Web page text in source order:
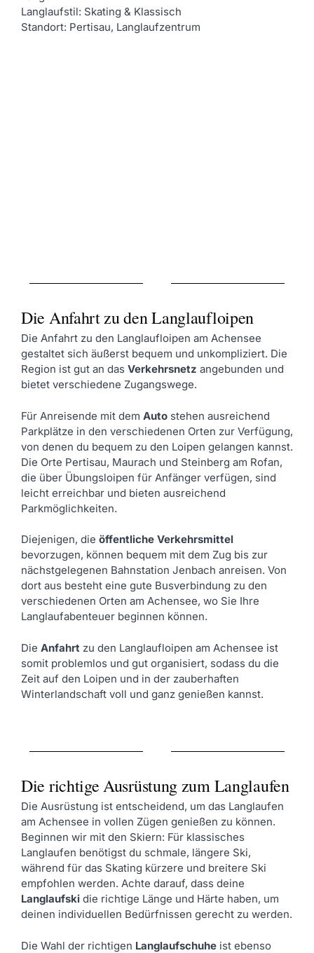
Langlaufstil: Skating & Klassisch
Standort: Pertisau, Langlaufzentrum
Die Anfahrt zu den Langlaufloipen
Die Anfahrt zu den Langlaufloipen am Achensee
gestaltet sich äußerst bequem und unkompliziert. Die
Region ist gut an das Verkehrsnetz angebunden und
bietet verschiedene Zugangswege.
Für Anreisende mit dem Auto stehen ausreichend
Parkplätze in den verschiedenen Orten zur Verfügung,
von denen du bequem zu den Loipen gelangen kannst.
Die Orte Pertisau, Maurach und Steinberg am Rofan,
die über Übungsloipen für Anfänger verfügen, sind
leicht erreichbar und bieten ausreichend
Parkmöglichkeiten.
Diejenigen, die öffentliche Verkehrsmittel
bevorzugen, können bequem mit dem Zug bis zur
nächstgelegenen Bahnstation Jenbach anreisen. Von
dort aus besteht eine gute Busverbindung zu den
verschiedenen Orten am Achensee, wo Sie Ihre
Langlaufabenteuer beginnen können.
Die Anfahrt zu den Langlaufloipen am Achensee ist
somit problemlos und gut organisiert, sodass du die
Zeit auf den Loipen und in der zauberhaften
Winterlandschaft voll und ganz genießen kannst.
Die richtige Ausrüstung zum Langlaufen
Die Ausrüstung ist entscheidend, um das Langlaufen
am Achensee in vollen Zügen genießen zu können.
Beginnen wir mit den Skiern: Für klassisches
Langlaufen benötigst du schmale, längere Ski,
während für das Skating kürzere und breitere Ski
empfohlen werden. Achte darauf, dass deine
Langlaufski die richtige Länge und Härte haben, um
deinen individuellen Bedürfnissen gerecht zu werden.
Die Wahl der richtigen Langlaufschuhe ist ebenso